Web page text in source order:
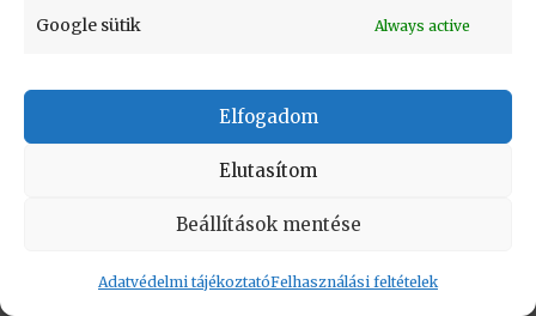
Google sütik Always active
Elfogadom
Elutasítom
Beállítások mentése
Adatvédelmi tájékoztatóFelhasználási feltételek
feltételek | Adatvédelmi tájékoztató
Vissza a lap tetejére
Copyright © Informatikatörténeti Fórum 2017